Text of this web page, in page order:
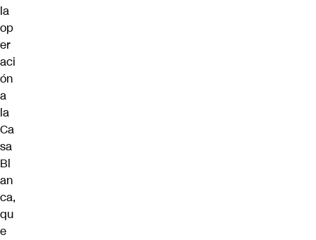
la
op
er
aci
ón
a
la
Ca
sa
Bl
an
ca,
qu
e